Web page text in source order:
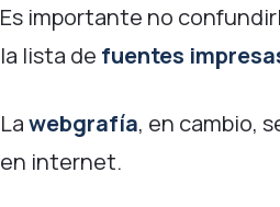
Es importante no
la lista de fuentes
Lawebgrafía, en cambio,
en internet.